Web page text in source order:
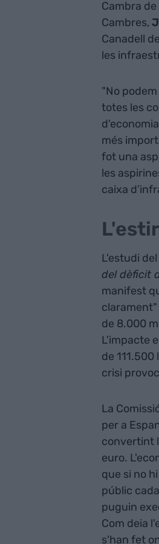
Cambra
Cambres,
Canadell
les
"No
totes les
més
fot una
les
caixa
L'estudi
del dèficit
manifest
de 8.000
L'impacte
de
crisi
La
per a
convertint
euro.
que si no
públic
puguin
Com deia
s'han fet